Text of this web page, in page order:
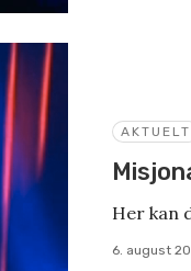
AKTUELT
Her kan
6. august